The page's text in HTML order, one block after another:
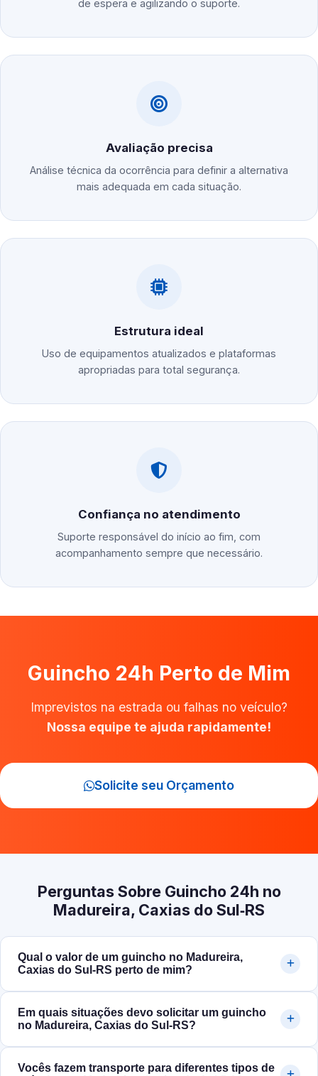
de espera e agilizando o suporte.
Avaliação precisa
Análise técnica da ocorrência para definir a alternativa
mais adequada em cada situação.
Estrutura ideal
Uso de equipamentos atualizados e plataformas
apropriadas para total segurança.
Confiança no atendimento
Suporte responsável do início ao fim, com
acompanhamento sempre que necessário.
Guincho 24h Perto de Mim
Imprevistos na estrada ou falhas no veículo?
Nossa equipe te ajuda rapidamente!
Solicite seu Orçamento
Perguntas Sobre Guincho 24h no
Madureira, Caxias do Sul‑RS
Qual o valor de um guincho no Madureira,
Caxias do Sul‑RS perto de mim?
Em quais situações devo solicitar um guincho
no Madureira, Caxias do Sul‑RS?
Vocês fazem transporte para diferentes tipos de